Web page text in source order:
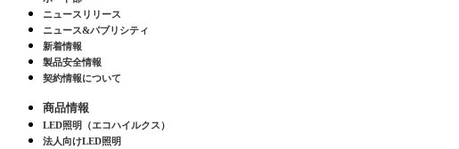
ニュースリリース
ニュース&パブリシティ
新着情報
製品安全情報
契約情報について
商品情報
LED照明（エコハイルクス）
法人向けLED照明